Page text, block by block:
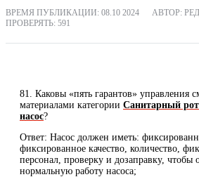
ВРЕМЯ ПУБЛИКАЦИИ: 08.10 2024
АВТОР:
ПРОВЕРЯТЬ: 591
81. Каковы «пять гарантов» управления
материалами категории Санитарный
насос?
Ответ: Насос должен иметь:
фиксированное качество, количество,
персонал, проверку и дозаправку, чтобы
нормальную работу насоса;